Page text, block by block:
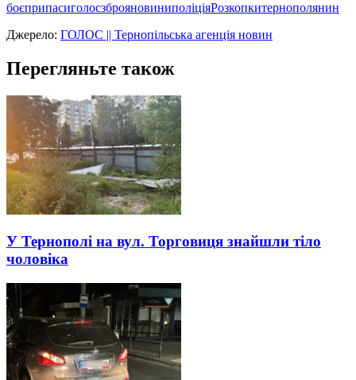
боєприпасиголосзброяновиниполіціяРозкопкитернополянин
Джерело: ГОЛОС || Тернопільська агенція новин
Перегляньте також
У Тернополі на вул. Торговиця знайшли тіло
чоловіка